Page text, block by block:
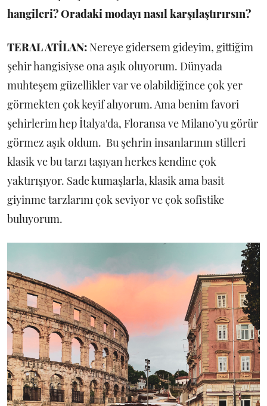
hangileri? Oradaki modayı nasıl karşılaştırırsın?
TERAL ATİLAN: Nereye gidersem gideyim, gittiğim
şehir hangisiyse ona aşık oluyorum. Dünyada
muhteşem güzellikler var ve olabildiğince çok yer
görmekten çok keyif alıyorum. Ama benim favori
şehirlerim hep İtalya'da, Floransa ve Milano’yu görür
görmez aşık oldum. Bu şehrin insanlarının stilleri
klasik ve bu tarzı taşıyan herkes kendine çok
yaktırışıyor. Sade kumaşlarla, klasik ama basit
giyinme tarzlarını çok seviyor ve çok sofistike
buluyorum.